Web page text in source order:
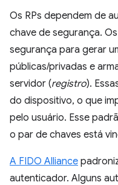
Os RPs dependem de
chave de segurança.
segurança para gerar
públicas/privadas e
servidor (registro).
do dispositivo, o que
pelo usuário. Esse
o par de chaves está
A FIDO Alliance
autenticador. Alguns